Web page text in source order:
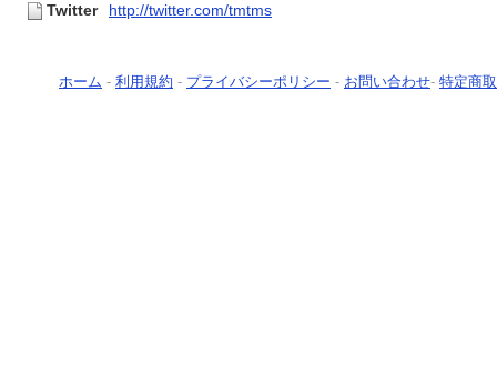
Twitter http://twitter.com/tmtms
ホーム - 利用規約 - プライバシーポリシー - お問い合わせ- 特定商